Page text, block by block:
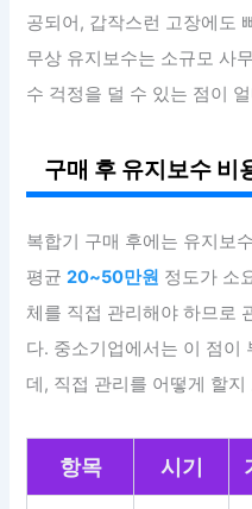
공되어, 갑작스런 고장에도
무상 유지보수는 소규모 사
수 걱정을 덜 수 있는 점이
구매 후 유지보수 비
복합기 구매 후에는 유지보
평균20~50만원 정도가 소
체를 직접 관리해야 하므로
다. 중소기업에서는 이 점이
데, 직접 관리를 어떻게 할
항목 시기